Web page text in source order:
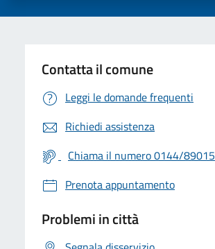
Contatta il comune
Leggi le domande frequenti
Richiedi assistenza
Chiama il numero 0144/89015
Prenota appuntamento
Problemi in città